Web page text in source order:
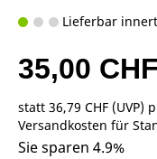
Lieferbar
35,00 CHF
statt 36,79 CHF (UVP)
Versandkosten für
Sie sparen 4.9%